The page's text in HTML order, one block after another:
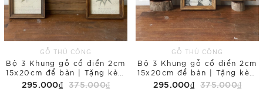
GỖ THỦ CÔNG
Bộ 3 Khung gỗ cổ điển 2cm
15x20cm để bàn | Tặng kèm
tranh in Floral
295.000₫ 375.000₫
GỖ THỦ CÔNG
Bộ 3 Khung gỗ cổ điển 2cm
15x20cm để bàn | Tặng kèm
tranh in Galaxy
295.000₫ 375.000₫